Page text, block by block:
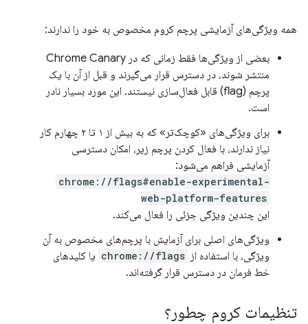
همه ویژگی‌های آزمایشی پرچم کروم مخصوص به خود را ندارند:
بعضی از ویژگی‌ها فقط زمانی که در Chrome Canary
منتشر شوند، در دسترس قرار می‌گیرند و قبل از آن با یک
پرچم (flag) قابل فعال‌سازی نیستند. این مورد بسیار نادر
است.
برای ویژگی‌های «کوچک‌تر» که به بیش از ۱ تا ۲ چهارم کار
نیاز ندارند، با فعال کردن پرچم زیر، امکان دسترسی
آزمایشی فراهم می‌شود:
chrome://flags#enable-experimental-
web-platform-features
این چندین ویژگی جزئی را فعال می‌کند.
ویژگی‌های اصلی برای آزمایش با پرچم‌های مخصوص به آن
ویژگی، با استفاده از chrome://flags یا کلیدهای
خط فرمان در دسترس قرار گرفته‌اند.
تنظیمات کروم چطور؟